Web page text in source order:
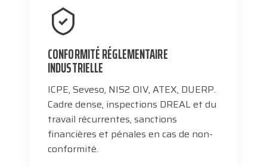
CONFORMITÉ RÉGLEMENTAIRE
INDUSTRIELLE
ICPE, Seveso, NIS2 OIV, ATEX, DUERP.
Cadre dense, inspections DREAL et du
travail récurrentes, sanctions
financières et pénales en cas de non-
conformité.